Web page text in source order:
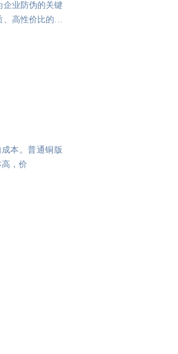
企业防伪的关键
、高性价比的防
本。普通铜版
，价